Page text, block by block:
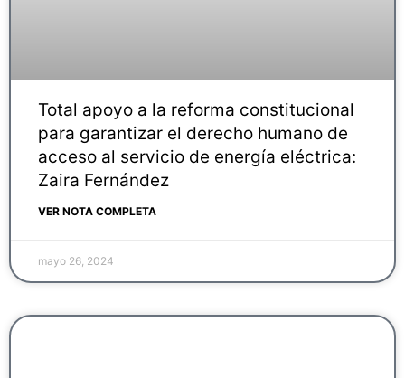
Total apoyo a la reforma constitucional
para garantizar el derecho humano de
acceso al servicio de energía eléctrica:
Zaira Fernández
VER NOTA COMPLETA
mayo 26, 2024